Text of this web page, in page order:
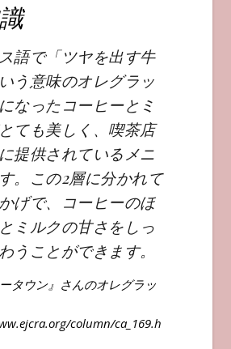
語で「ツヤを出す牛
う意味のオレグラッ
なったコーヒーとミ
ても美しく、喫茶店
提供されているメニ
。この2層に分かれて
げで、コーヒーのほ
ミルクの甘さをしっ
うことができます。
ータウン』さんのオレグラッ
column/ca_169.h